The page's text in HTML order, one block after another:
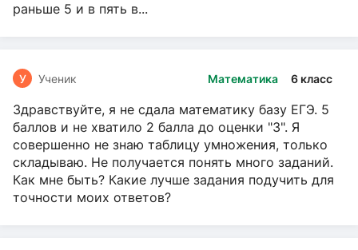
раньше 5 и в пять в...
Математика 6 класс
У Ученик
Здравствуйте, я не сдала математику базу ЕГЭ. 5
баллов и не хватило 2 балла до оценки "3". Я
совершенно не знаю таблицу умножения, только
складываю. Не получается понять много заданий.
Как мне быть? Какие лучше задания подучить для
точности моих ответов?